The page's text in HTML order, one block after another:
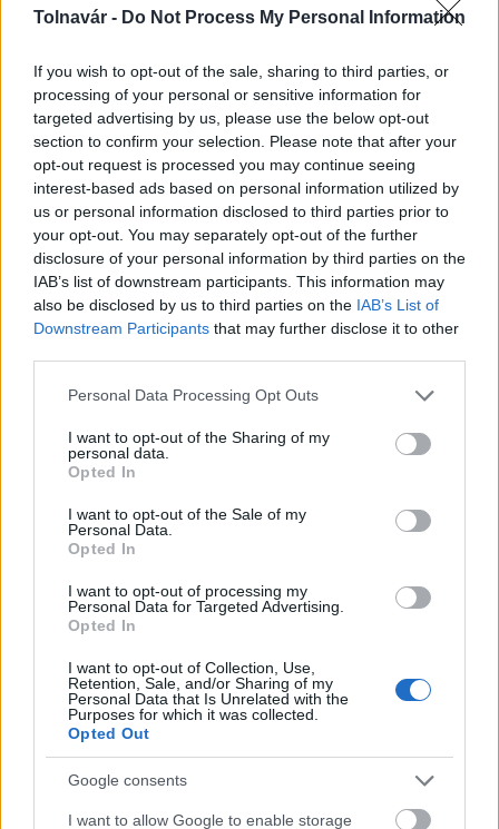
Tolnavár - Do Not Process My Personal Information
If you wish to opt-out of the sale, sharing to third parties, or
processing of your personal or sensitive information for
targeted advertising by us, please use the below opt-out
section to confirm your selection. Please note that after your
opt-out request is processed you may continue seeing
interest-based ads based on personal information utilized by
us or personal information disclosed to third parties prior to
your opt-out. You may separately opt-out of the further
disclosure of your personal information by third parties on the
IAB’s list of downstream participants. This information may
also be disclosed by us to third parties on the IAB’s List of
Downstream Participants that may further disclose it to other
Please note that this website/app uses one or more Google
not limited to your visit or usage behaviour. You may click to
grant or deny consent to Google and its third-party tags to
use your data for below specified purposes in below Google
consent section.
Personal Data Processing Opt Outs
I want to opt-out of the Sharing of my
personal data.
Opted In
I want to opt-out of the Sale of my
Personal Data.
Opted In
I want to opt-out of processing my
Personal Data for Targeted Advertising.
Opted In
I want to opt-out of Collection, Use,
Retention, Sale, and/or Sharing of my
Personal Data that Is Unrelated with the
Purposes for which it was collected.
Opted Out
Google consents
I want to allow Google to enable storage
Országos hírek
Kecskeméten is szakirányú továbbképzésekkel erősít a
Gál Ferenc Egyetem
Országos hírek
A lakosságra is fontos szerep hárul a szúnyoginvázió
elkerülésében
Országos hírek